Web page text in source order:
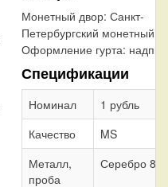
Монетный двор: Санкт-
Петербургский монетный
Оформление гурта:
Спецификации
Номинал
1 рубль
Качество
MS
Металл,
проба
Серебро 868